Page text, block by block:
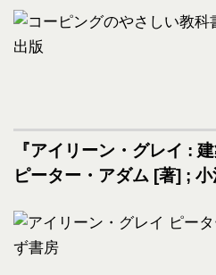
『アイリーン・グレイ :
ピーター・アダム [著] ;